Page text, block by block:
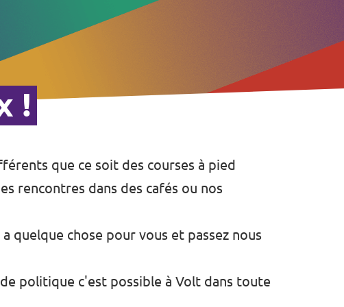
!
que ce soit des courses à pied
rencontres dans des cafés ou nos
quelque chose pour vous et passez nous
politique c'est possible à Volt dans toute